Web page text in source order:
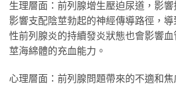
生理層面：前列腺增生壓迫尿道，影
影響支配陰莖勃起的神經傳導路徑，
性前列腺炎的持續發炎狀態也會影響
莖海綿體的充血能力。
心理層面：前列腺問題帶來的不適和